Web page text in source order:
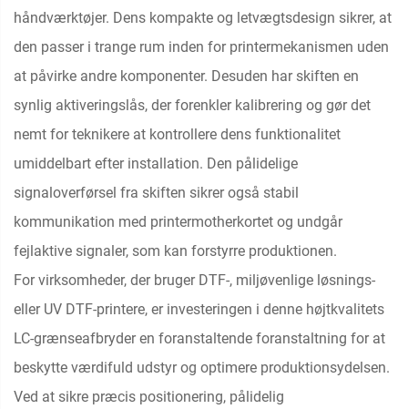
håndværktøjer. Dens kompakte og letvægtsdesign sikrer, at
den passer i trange rum inden for printermekanismen uden
at påvirke andre komponenter. Desuden har skiften en
synlig aktiveringslås, der forenkler kalibrering og gør det
nemt for teknikere at kontrollere dens funktionalitet
umiddelbart efter installation. Den pålidelige
signaloverførsel fra skiften sikrer også stabil
kommunikation med printermotherkortet og undgår
fejlaktive signaler, som kan forstyrre produktionen.
For virksomheder, der bruger DTF-, miljøvenlige løsnings-
eller UV DTF-printere, er investeringen i denne højtkvalitets
LC-grænseafbryder en foranstaltende foranstaltning for at
beskytte værdifuld udstyr og optimere produktionsydelsen.
Ved at sikre præcis positionering, pålidelig